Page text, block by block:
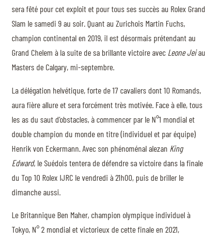
sera fêté pour cet exploit et pour tous ses succès au Rolex Grand
Slam le samedi 9 au soir. Quant au Zurichois Martin Fuchs,
champion continental en 2019, il est désormais prétendant au
Grand Chelem à la suite de sa brillante victoire avec Leone Jeiau
Masters de Calgary, mi-septembre.
La délégation helvétique, forte de 17 cavaliers dont 10 Romands,
aura fière allure et sera forcément très motivée. Face à elle, tous
les as du saut d’obstacles, à commencer par le N°1 mondial et
double champion du monde en titre (individuel et par équipe)
Henrik von Eckermann. Avec son phénoménal alezan King
Edward, le Suédois tentera de défendre sa victoire dans la finale
du Top 10 Rolex IJRC le vendredi à 21h00, puis de briller le
dimanche aussi.
Le Britannique Ben Maher, champion olympique individuel à
Tokyo, N° 2 mondial et victorieux de cette finale en 2021,